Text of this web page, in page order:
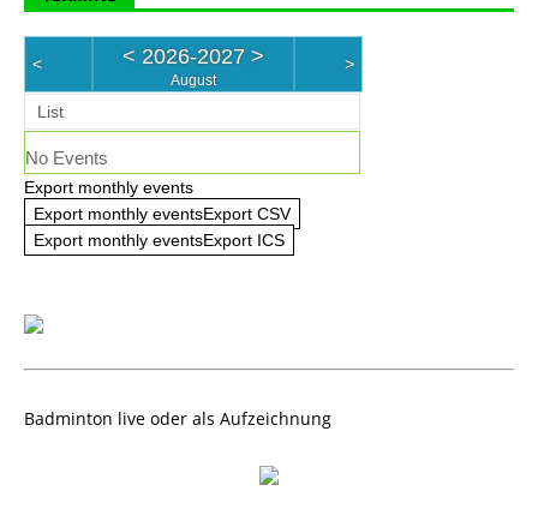
< < 2026-2027 >
August
>
List
No Events
Export monthly events
Export monthly eventsExport CSV
Export monthly eventsExport ICS
Badminton live oder als Aufzeichnung